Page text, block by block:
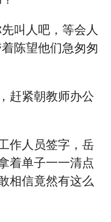
叫人吧，等会人
陈望他们急匆匆
赶紧朝教师办公
作人员签字，岳
着单子一一清点
相信竟然有这么